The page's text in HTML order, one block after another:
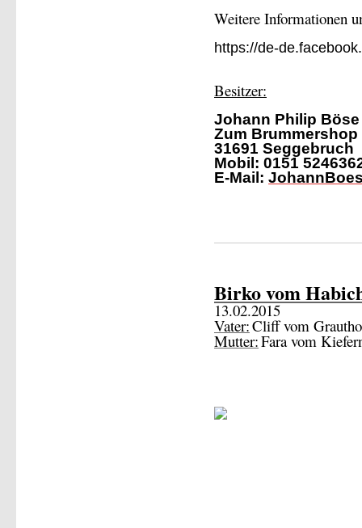
Weitere Informationen
https://de-
Besitzer:
Johann Philip Böse
Zum Brummershop
31691 Seggebruch
Mobil: 0151
E-Mail:
Birko vom
13.02.2015
Vater:Cliff vom
Mutter:Fara vom